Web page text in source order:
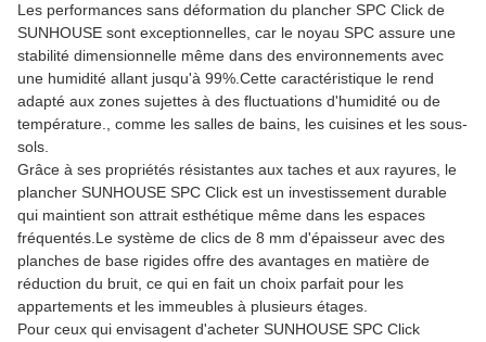
Les performances sans déformation du plancher SPC Click de
SUNHOUSE sont exceptionnelles, car le noyau SPC assure une
stabilité dimensionnelle même dans des environnements avec
une humidité allant jusqu'à 99%.Cette caractéristique le rend
adapté aux zones sujettes à des fluctuations d'humidité ou de
température., comme les salles de bains, les cuisines et les sous-
sols.
Grâce à ses propriétés résistantes aux taches et aux rayures, le
plancher SUNHOUSE SPC Click est un investissement durable
qui maintient son attrait esthétique même dans les espaces
fréquentés.Le système de clics de 8 mm d'épaisseur avec des
planches de base rigides offre des avantages en matière de
réduction du bruit, ce qui en fait un choix parfait pour les
appartements et les immeubles à plusieurs étages.
Pour ceux qui envisagent d'acheter SUNHOUSE SPC Click